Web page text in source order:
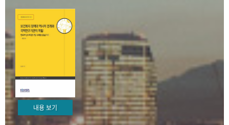
성과 50선 숫자로 보는 50년
세계와 함께 한 KIHASA
VR 역사관
내용 보기